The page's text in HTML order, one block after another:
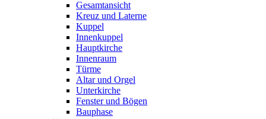
Gesamtansicht
Kreuz und Laterne
Kuppel
Innenkuppel
Hauptkirche
Innenraum
Türme
Altar und Orgel
Unterkirche
Fenster und Bögen
Bauphase